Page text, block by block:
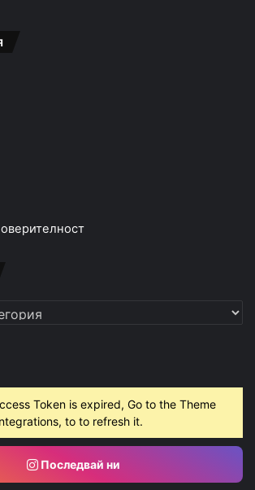
Token is expired, Go to the Theme
to to refresh it.
Последвай ни